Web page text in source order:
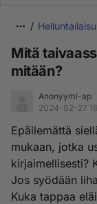
Mitä
mitään?
Anonyymi-ap
2024-02-27
Epäilemättä
mukaan, jotka
kirjaimellisesti?
Jos syödään
Kuka tappaa